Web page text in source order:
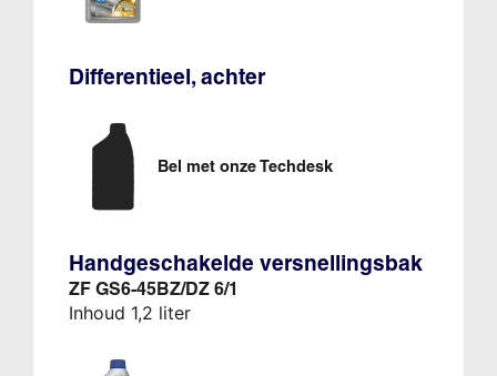
Differentieel, achter
Bel met onze Techdesk
Handgeschakelde versnellingsbak
ZF GS6-45BZ/DZ 6/1
Inhoud 1,2 liter